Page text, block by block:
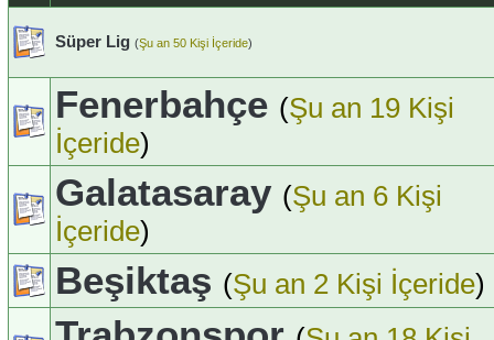
Süper Lig (Şu an 50 Kişi İçeride)
Fenerbahçe (Şu an 19 Kişi
İçeride)
Galatasaray (Şu an 6 Kişi
İçeride)
Beşiktaş (Şu an 2 Kişi İçeride)